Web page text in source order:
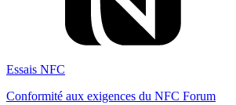
Essais NFC
Conformité aux exigences du NFC Forum